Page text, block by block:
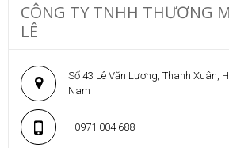
CÔNG TY TNHH THƯƠNG
LÊ
Số 43 Lê Văn Lương, Thanh Xuân,
Nam
0971 004 688